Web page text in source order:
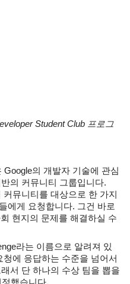
Student Club 프로그
Google의 개발자 기술에 관심
의 커뮤니티 그룹입니다.
뮤니티를 대상으로 한 가지
에게 요청합니다. 그건 바로
현지의 문제를 해결하실 수
라는 이름으로 알려져 있
에 응답하는 수준을 넘어서
서 단 하나의 수상 팀을 뽑을